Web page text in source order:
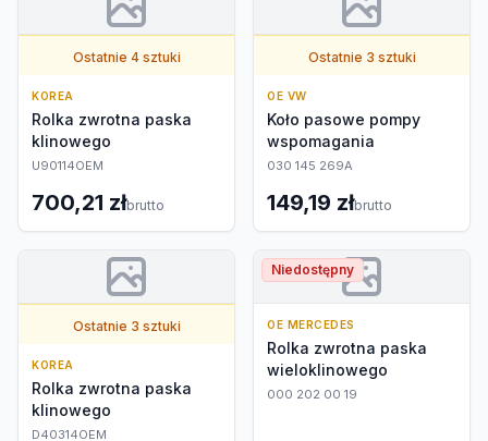
Ostatnie 4 sztuki
KOREA
Rolka zwrotna paska
klinowego
U90114OEM
700,21 złbrutto
Ostatnie 3 sztuki
OE VW
Koło pasowe pompy
wspomagania
030 145 269A
149,19 złbrutto
Ostatnie 3 sztuki
KOREA
Rolka zwrotna paska
klinowego
D40314OEM
Niedostępny
OE MERCEDES
Rolka zwrotna paska
wieloklinowego
000 202 00 19